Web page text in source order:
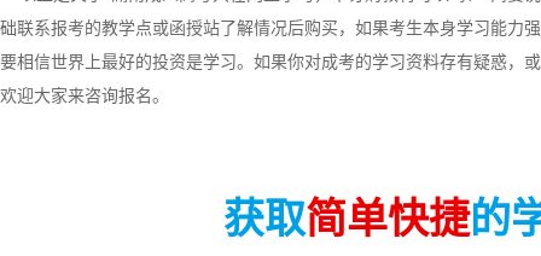
础联系报考的教学点或函授站了解情况后购买，如果考生本身学习能力
要相信世界上最好的投资是学习。如果你对成考的学习资料存有疑惑，
欢迎大家来咨询报名。
获取简单快捷的